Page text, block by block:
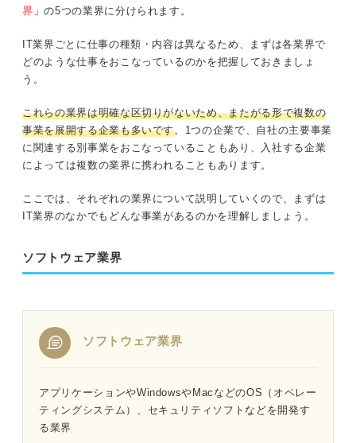
PHP5技術者認定試験：プログラマーにおす
Oracle Master Bronze：データベースエン
ITの仕事は非常に魅力的！ 就活の選択肢に入れて
みよう
完全無料！ 転職サポート付きITスクールでエンジ
界」の5つの業界に分けられます。
IT業界ごとに仕事の種類・内容は異なるため、まずは各業界で
どのような仕事をおこなっているのかを把握しておきましょ
う。
これらの業界は明確な区切りがないため、またがる形で複数の
事業を展開する企業も多いです。1つの企業で、自社の主要事業
に関連する別事業をおこなっていることもあり、入社する企業
によっては複数の業界に携われることもあります。
ここでは、それぞれの業界について説明していくので、まずは
IT業界のなかでもどんな事業があるのかを理解しましょう。
ソフトウェア業界
ソフトウェア業界
アプリケーションやWindowsやMacなどのOS（オペレー
ティングシステム）、セキュリティソフトなどを開発す
る業界
魅力がたくさん！ ITの仕事に就く4つのメリット
②高収入を目指せる
③手に職を持って働けるため仕事に困らない
④比較的自由な働き方がしやすい
入社直後から難しい作業にはつかない
専門性が高く勉強は必要だが最先端の技術に触れられる
学習サポートが充実している企業が増えている